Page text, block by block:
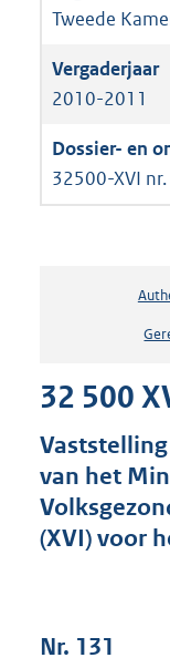
Tweede
2010-2011
32500-XVI nr.
32 500
van het
(XVI) voor
Nr. 131